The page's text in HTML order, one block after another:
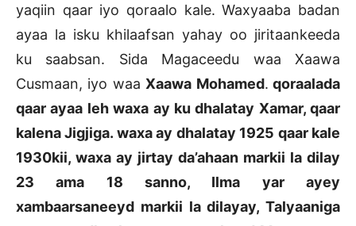
yaqiin qaar iyo qoraalo kale. Waxyaaba badan
ayaa la isku khilaafsan yahay oo jiritaankeeda
ku saabsan. Sida Magaceedu waa Xaawa
Cusmaan, iyo waa Xaawa Mohamed. qoraalada
qaar ayaa leh waxa ay ku dhalatay Xamar, qaar
kalena Jigjiga. waxa ay dhalatay 1925 qaar kale
1930kii, waxa ay jirtay da’ahaan markii la dilay
23 ama 18 sanno, Ilma yar ayey
xambaarsaneeyd markii la dilayay, Talyaaniga